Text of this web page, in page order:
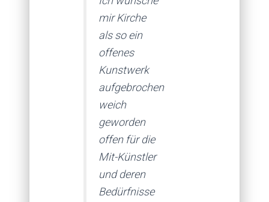
mir Kirche
als so ein
offenes
Kunstwerk
aufgebrochen
weich
geworden
offen für die
Mit-Künstler
und deren
Bedürfnisse